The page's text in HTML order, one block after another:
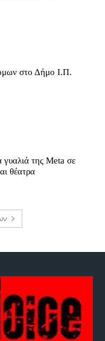
στο Δήμο Ι.Π.
της Meta σε
θέατρα